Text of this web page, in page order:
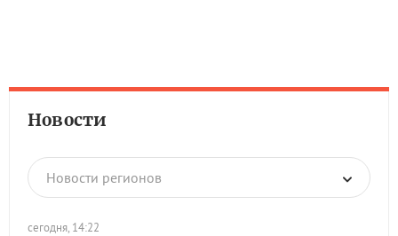
Новости
Новости регионов
сегодня, 14:22